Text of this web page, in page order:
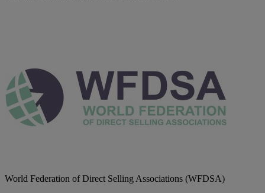
World Federation of Direct Selling Associations (WFDSA)